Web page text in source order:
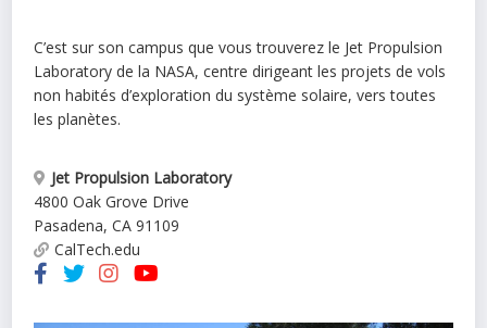
C’est sur son campus que vous trouverez le Jet Propulsion
Laboratory de la NASA, centre dirigeant les projets de vols
non habités d’exploration du système solaire, vers toutes
les planètes.
Jet Propulsion Laboratory
4800 Oak Grove Drive
Pasadena, CA 91109
CalTech.edu